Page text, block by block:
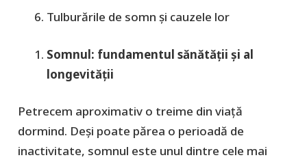
Tulburările de somn și cauzele lor
Somnul: fundamentul sănătății și al
longevității
Petrecem aproximativ o treime din viață
dormind. Deși poate părea o perioadă de
inactivitate, somnul este unul dintre cele mai